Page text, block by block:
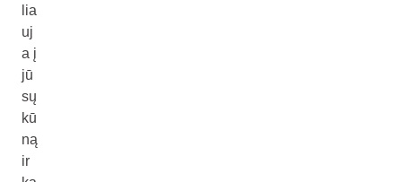
lia
uj
a į
jū
sų
kū
ną
ir